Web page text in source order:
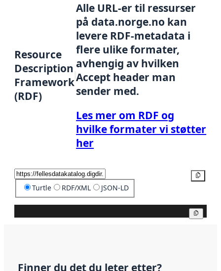
Resource
Description
Framework
(RDF)
Alle URL-er til ressurser
på data.norge.no kan
levere RDF-metadata i
flere ulike formater,
avhengig av hvilken
Accept header man
sender med.
Les mer om RDF og
hvilke formater vi støtter
her
Turtle RDF/XML JSON-LD
Finner du det du leter etter?